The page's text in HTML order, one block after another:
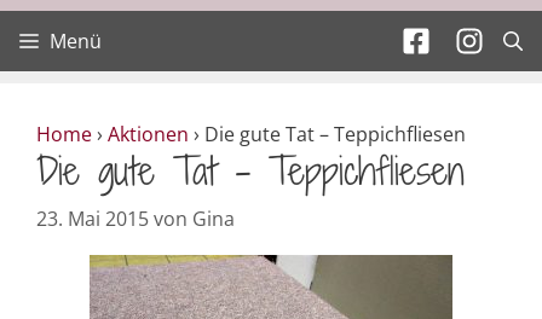
Menü
Home› Aktionen › Die gute Tat – Teppichfliesen
Die gute Tat – Teppichfliesen
23. Mai 2015von Gina